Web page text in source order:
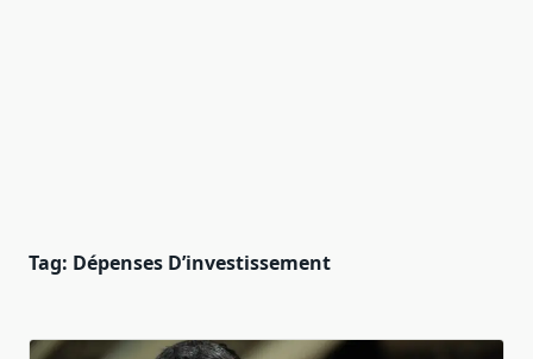
Tag: Dépenses D’investissement